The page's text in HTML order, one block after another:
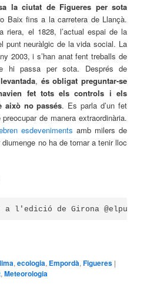
la ciutat de Figueres per sota
Baix fins a la carretera de Llançà.
riera, el 1828, l’actual espai de la
punt neuràlgic de la vida social. La
2003, i s’han anat fent treballs de
hi passa per sota. Després de
, és obligat preguntar-se
fet tots els controls i els
això no passés. Es parla d’un fet
de manera extraordinària.
esdeveniments amb milers de
no ha de tornar a tenir lloc
a l'edició de Girona
,ecologia, Empordà,Figueres |
,Meteorologia